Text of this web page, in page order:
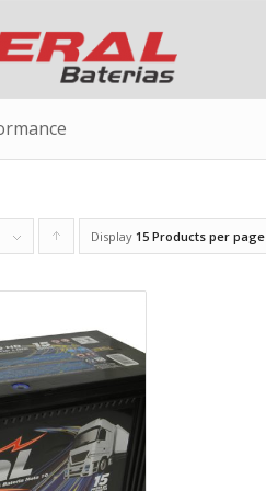
Click
products
ascending
Display 15 Products per page